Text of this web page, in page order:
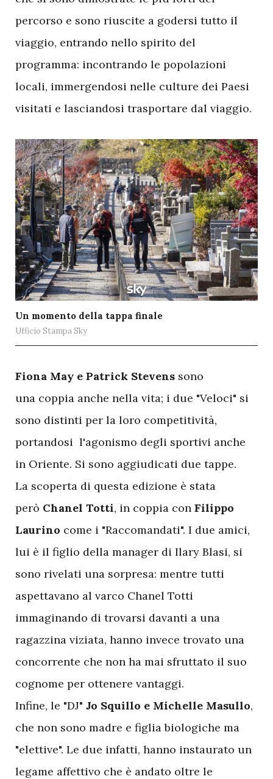
percorso e sono riuscite a godersi tutto il
viaggio, entrando nello spirito del
programma: incontrando le popolazioni
locali, immergendosi nelle culture dei Paesi
visitati e lasciandosi trasportare dal viaggio.
Un momento della tappa finale
Ufficio Stampa Sky
Fiona May e Patrick Stevens sono
una coppia anche nella vita; i due "Veloci" si
sono distinti per la loro competitività,
portandosi l'agonismo degli sportivi anche
in Oriente. Si sono aggiudicati due tappe.
La scoperta di questa edizione è stata
però Chanel Totti, in coppia con Filippo
Laurino come i "Raccomandati". I due amici,
lui è il figlio della manager di Ilary Blasi, si
sono rivelati una sorpresa: mentre tutti
aspettavano al varco Chanel Totti
immaginando di trovarsi davanti a una
ragazzina viziata, hanno invece trovato una
concorrente che non ha mai sfruttato il suo
cognome per ottenere vantaggi.
Infine, le "DJ" Jo Squillo e Michelle Masullo,
che non sono madre e figlia biologiche ma
"elettive". Le due infatti, hanno instaurato un
legame affettivo che è andato oltre le